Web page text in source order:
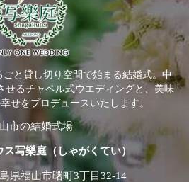
と貸し切り空間で始まる結婚式。中
せるチャペル式ウエディングと、美味
せをプロデュースいたします。
市の結婚式場
写樂庭（しゃがくてい）
県福山市曙町3丁目32-14